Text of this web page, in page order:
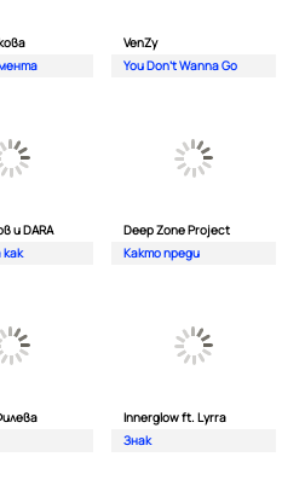
VenZy
You Don't Wanna Go
и DARA
Deep Zone Project
Както преди
Innerglow ft. Lyrra
Знак